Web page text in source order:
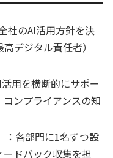
社のAI活用方針を決
デジタル責任者）
活用を横断的にサポー
ンプライアンスの知
：各部門に1名ずつ設
ドバック収集を担